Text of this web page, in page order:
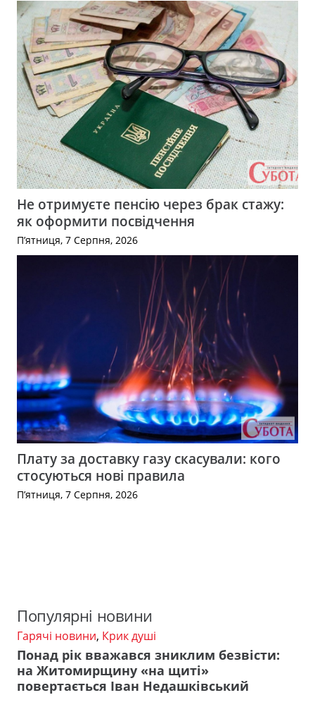
Не отримуєте пенсію через брак стажу:
як оформити посвідчення
П’ятниця, 7 Серпня, 2026
Плату за доставку газу скасували: кого
стосуються нові правила
П’ятниця, 7 Серпня, 2026
Популярні новини
Гарячі новини, Крик душі
Понад рік вважався зниклим безвісти:
на Житомирщину «на щиті»
повертається Іван Недашківський